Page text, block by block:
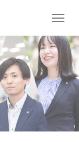
T
g
l
e
n
a
v